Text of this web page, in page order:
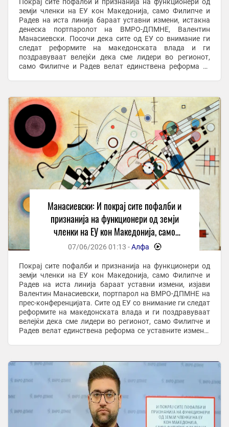
земји членки на ЕУ кон Македонија, само Филипче и
Радев на иста линија бараат уставни измени, истакна
денеска портпаролот на ВМРО-ДПМНЕ, Валентин
Манасиевски. Посочи дека сите од ЕУ со внимание ги
следат реформите на македонската влада и ги
поздравуваат велејќи дека сме лидери во регионот,
само Филипче и Радев велат единствена реформа се
Манасиевски: И покрај сите пофалби и
признанија на функционери од земји
членки на ЕУ кон Македонија, само
Филипче и Радев на иста линија и бараат
07/06/2026 01:13 -Алфа -
Покрај сите пофалби и признанија на функционери од
земји членки на ЕУ кон Македонија, само Филипче и
Радев на иста линија бараат уставни измени, изјави
Валентин Манасиевски, портпарол на ВМРО-ДПМНЕ на
прес-конференцијата. Сите од ЕУ со внимание ги следат
реформите на македонската влада и ги поздравуваат
велејќи дека сме лидери во регионот, само Филипче и
Радев велат единствена реформа се уставните измени.